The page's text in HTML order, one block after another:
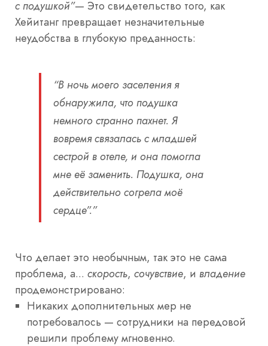
с подушкой”— Это свидетельство того, как
Хейитанг превращает незначительные
неудобства в глубокую преданность:
“В ночь моего заселения я
обнаружила, что подушка
немного странно пахнет. Я
вовремя связалась с младшей
сестрой в отеле, и она помогла
мне её заменить. Подушка, она
действительно согрела моё
сердце”.”
Что делает это необычным, так это не сама
проблема, а... скорость, сочувствие, и владение
продемонстрировано:
Никаких дополнительных мер не
потребовалось — сотрудники на передовой
решили проблему мгновенно.